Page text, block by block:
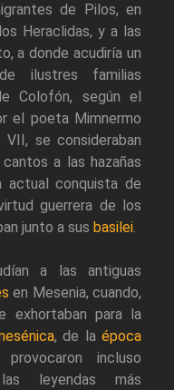
de Pilos, en
Heraclidas, y a las
a donde acudiría un
ilustres familias
Colofón, según el
el poeta Mimnermo
se consideraban
a las hazañas
actual conquista de
guerrera de los
junto a sus basilei.
a las antiguas
en Mesenia, cuando,
exhortaban para la
, de la época
incluso
leyendas más